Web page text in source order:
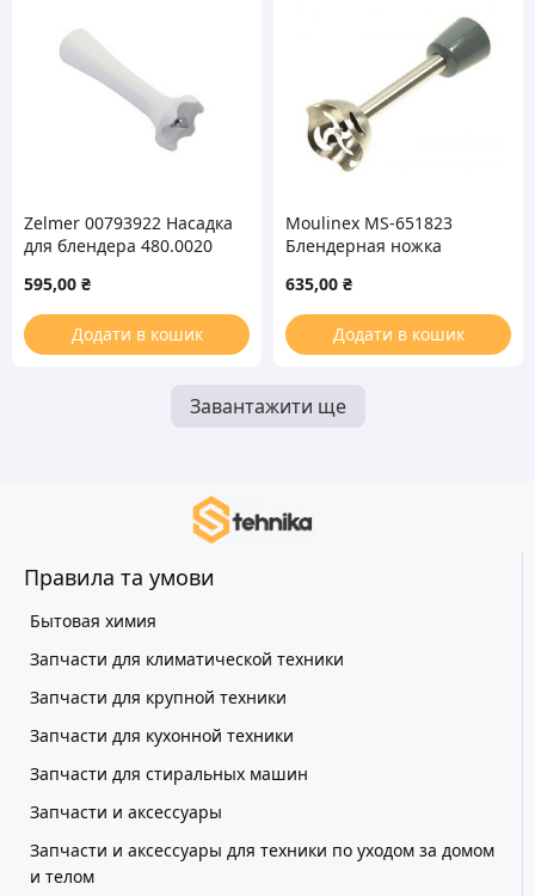
Zelmer 00793922 Насадка
для блендера 480.0020
595,00 ₴
Додати в кошик
Moulinex MS-651823
Блендерная ножка
635,00 ₴
Додати в кошик
Завантажити ще
Правила та умови
Бытовая химия
Запчасти для климатической техники
Запчасти для крупной техники
Запчасти для кухонной техники
Запчасти для стиральных машин
Запчасти и аксессуары
Запчасти и аксессуары для техники по уходом за домом
и телом